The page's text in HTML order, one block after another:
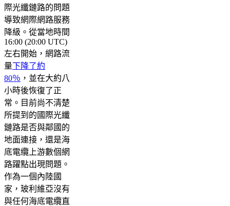
際光纖鏈路的問題
導致網際網路服務
降級。從當地時間
16:00 (20:00 UTC)
左右開始，網路流
量下降了約
80％ ，並在大約八
小時後恢復了正
常。目前尚不清楚
所提到的國際光纖
鏈路是否與鄰國的
地面連接，還是海
底電纜上游數個網
路躍點出現問題。
作為一個內陸國
家，玻利維亞沒有
與任何海底電纜直